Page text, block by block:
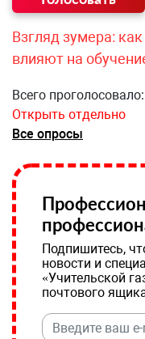
Взгляд зумера:
влияют на
Всего
Открыть отдельно
Все опросы
Подпишитесь,
новости и
«Учительской
почтового